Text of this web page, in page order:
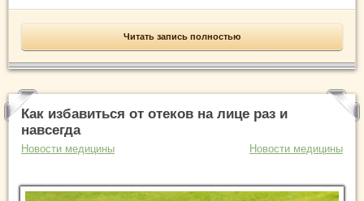
Читать запись полностью
Как избавиться от отеков на лице раз и
навсегда
Новости медицины Новости медицины